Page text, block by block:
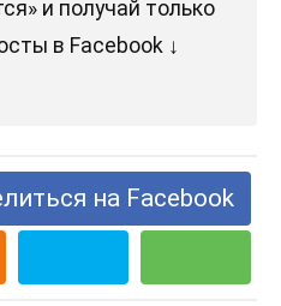
и получай только
в Facebook ↓
на Facebook